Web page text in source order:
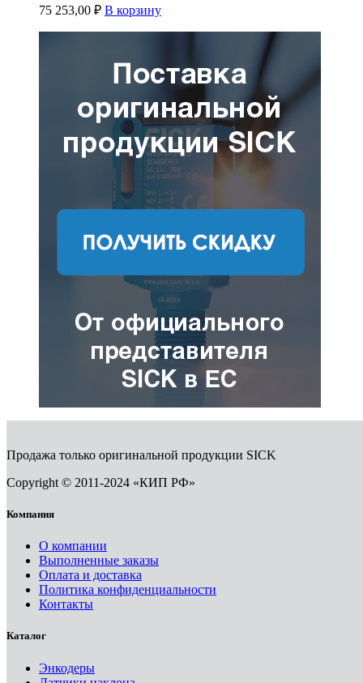
75 253,00 ₽ В корзину
Продажа только оригинальной продукции SICK
Copyright © 2011-2024 «КИП РФ»
Компания
О компании
Выполненные заказы
Оплата и доставка
Политика конфиденциальности
Контакты
Каталог
Энкодеры